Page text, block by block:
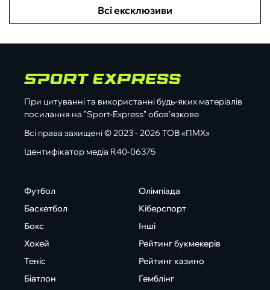
Всі ексклюзиви
При цитуванні та використанні будь-яких матеріалів
посилання на "Sport-Express" обов'язкове
Всі права захищені © 2023 - 2026 ТОВ «ПМХ»
Ідентифікатор медіа R40-06375
Футбол
Баскетбол
Бокс
Хокей
Теніс
Біатлон
Олімпіада
Кіберспорт
Інші
Рейтинг букмекерів
Рейтинг казино
Гемблінг